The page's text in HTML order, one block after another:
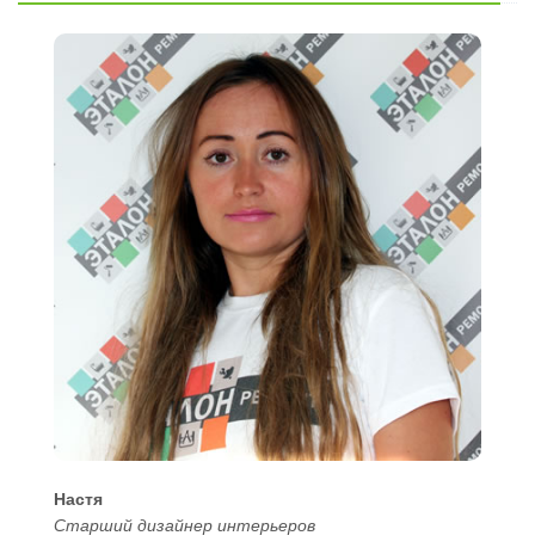
Настя
Старший дизайнер интерьеров